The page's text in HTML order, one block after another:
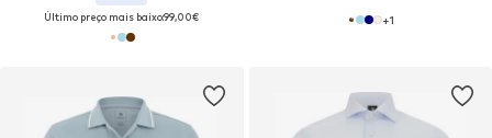
Último preço mais baixo:99,00€ +1